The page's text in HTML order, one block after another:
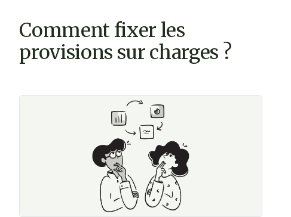
Comment fixer les
provisions sur charges ?